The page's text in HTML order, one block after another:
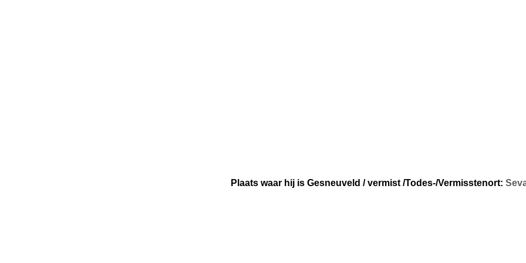
Plaats waar hij is Gesneuveld / vermist /Todes-/Vermisstenort: